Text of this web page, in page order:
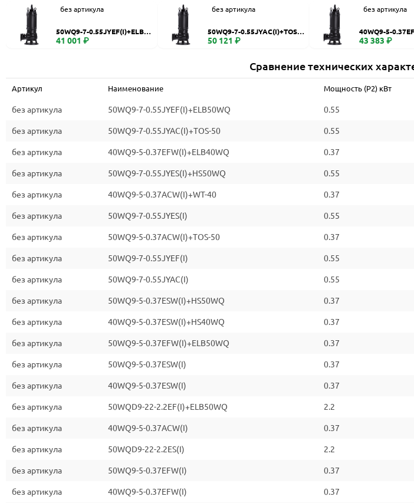
без артикула
50WQ9-7-0.55JYEF(I)+ELB50
WQ
41 001 ₽
без артикула
50WQ9-7-0.55JYAC(I)+TOS-5
0
50 121 ₽
без артикула
40WQ9-5-
WQ
43 383 ₽
Сравнение технических
Артикул Наименование Мощность (P2) кВт
без артикула 50WQ9-7-0.55JYEF(I)+ELB50WQ 0.55
без артикула 50WQ9-7-0.55JYAC(I)+TOS-50 0.55
без артикула 40WQ9-5-0.37EFW(I)+ELB40WQ 0.37
без артикула 50WQ9-7-0.55JYES(I)+HS50WQ 0.55
без артикула 40WQ9-5-0.37ACW(I)+WT-40 0.37
без артикула 50WQ9-7-0.55JYES(I) 0.55
без артикула 50WQ9-5-0.37ACW(I)+TOS-50 0.37
без артикула 50WQ9-7-0.55JYEF(I) 0.55
без артикула 50WQ9-7-0.55JYAC(I) 0.55
без артикула 50WQ9-5-0.37ESW(I)+HS50WQ 0.37
без артикула 40WQ9-5-0.37ESW(I)+HS40WQ 0.37
без артикула 50WQ9-5-0.37EFW(I)+ELB50WQ 0.37
без артикула 50WQ9-5-0.37ESW(I) 0.37
без артикула 40WQ9-5-0.37ESW(I) 0.37
без артикула 50WQD9-22-2.2EF(I)+ELB50WQ 2.2
без артикула 40WQ9-5-0.37ACW(I) 0.37
без артикула 50WQD9-22-2.2ES(I) 2.2
без артикула 50WQ9-5-0.37EFW(I) 0.37
без артикула 40WQ9-5-0.37EFW(I) 0.37